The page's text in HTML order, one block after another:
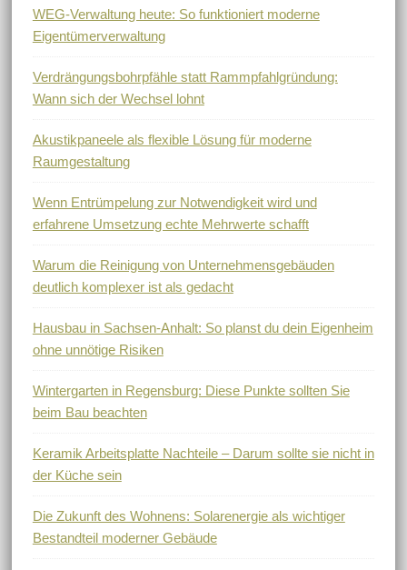
WEG-Verwaltung heute: So funktioniert moderne
Eigentümerverwaltung
Verdrängungsbohrpfähle statt Rammpfahlgründung:
Wann sich der Wechsel lohnt
Akustikpaneele als flexible Lösung für moderne
Raumgestaltung
Wenn Entrümpelung zur Notwendigkeit wird und
erfahrene Umsetzung echte Mehrwerte schafft
Warum die Reinigung von Unternehmensgebäuden
deutlich komplexer ist als gedacht
Hausbau in Sachsen-Anhalt: So planst du dein Eigenheim
ohne unnötige Risiken
Wintergarten in Regensburg: Diese Punkte sollten Sie
beim Bau beachten
Keramik Arbeitsplatte Nachteile – Darum sollte sie nicht in
der Küche sein
Die Zukunft des Wohnens: Solarenergie als wichtiger
Bestandteil moderner Gebäude